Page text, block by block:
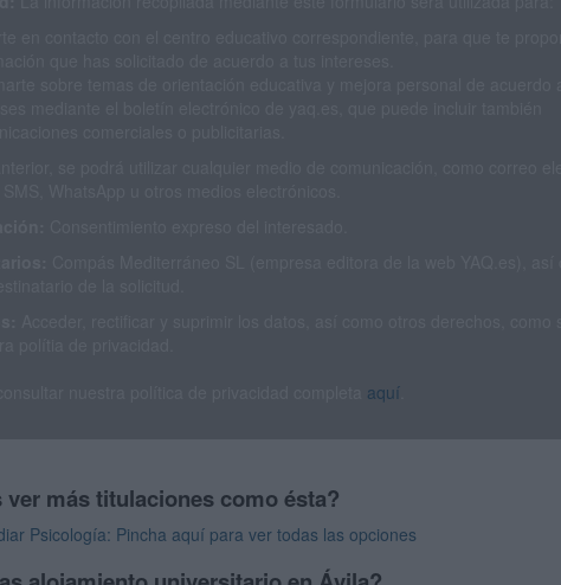
aquí
ver más titulaciones como ésta?
Psicología: Pincha aquí para ver todas las opciones